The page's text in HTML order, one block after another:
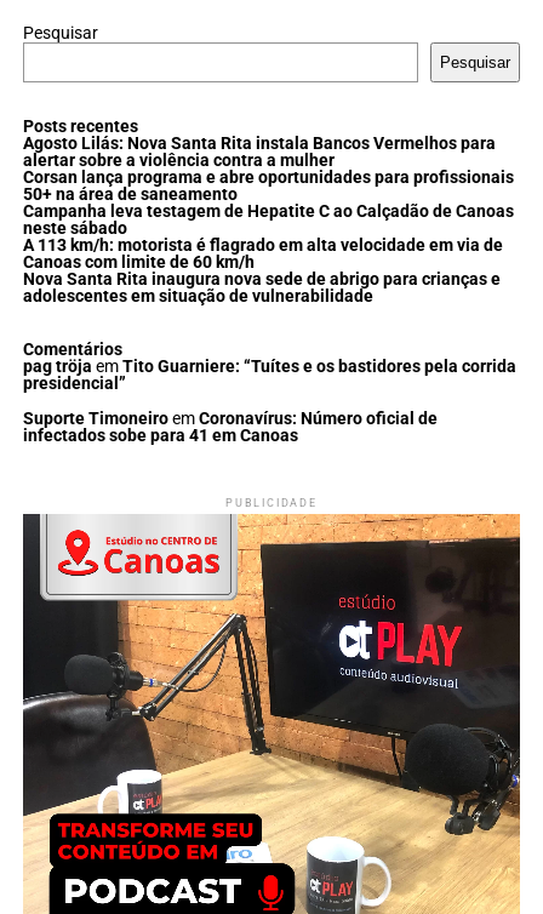
Pesquisar
Pesquisar
Posts recentes
Agosto Lilás: Nova Santa Rita instala Bancos Vermelhos para
alertar sobre a violência contra a mulher
Corsan lança programa e abre oportunidades para profissionais
50+ na área de saneamento
Campanha leva testagem de Hepatite C ao Calçadão de Canoas
neste sábado
A 113 km/h: motorista é flagrado em alta velocidade em via de
Canoas com limite de 60 km/h
Nova Santa Rita inaugura nova sede de abrigo para crianças e
adolescentes em situação de vulnerabilidade
Comentários
pag tröja emTito Guarniere: “Tuítes e os bastidores pela corrida
presidencial”
Suporte TimoneiroemCoronavírus: Número oficial de
infectados sobe para 41 em Canoas
PUBLICIDADE